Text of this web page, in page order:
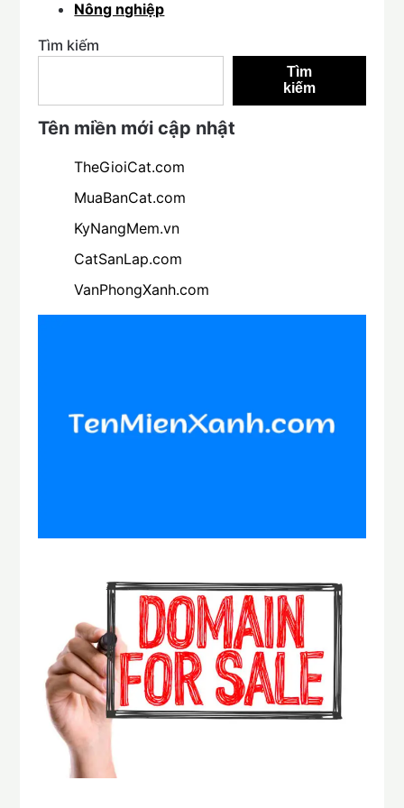
Nông nghiệp
Tìm kiếm
Tìm
kiếm
Tên miền mới cập nhật
TheGioiCat.com
MuaBanCat.com
KyNangMem.vn
CatSanLap.com
VanPhongXanh.com